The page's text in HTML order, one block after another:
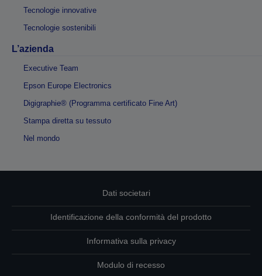
Tecnologie innovative
Tecnologie sostenibili
L’azienda
Executive Team
Epson Europe Electronics
Digigraphie® (Programma certificato Fine Art)
Stampa diretta su tessuto
Nel mondo
Dati societari
Identificazione della conformità del prodotto
Informativa sulla privacy
Modulo di recesso